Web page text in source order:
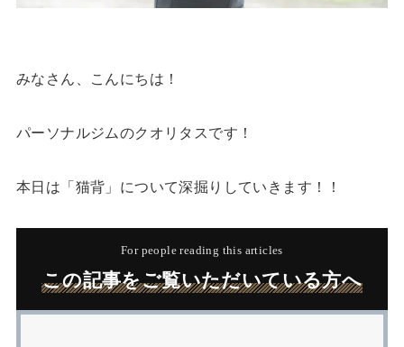
みなさん、こんにちは！
パーソナルジムのクオリタスです！
本日は「猫背」について深掘りしていきます！！
For people reading this articles
この記事をご覧いただいている方へ